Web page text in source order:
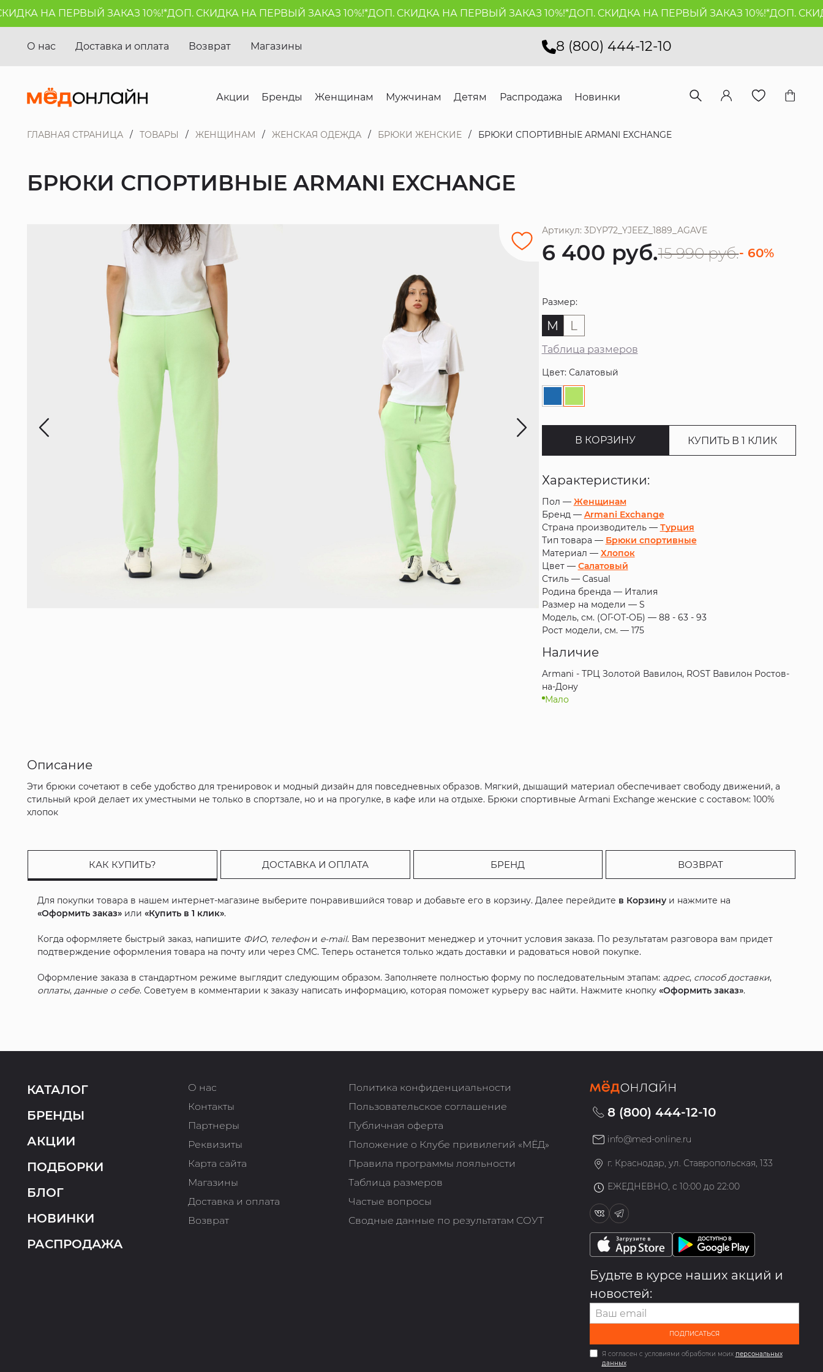
НА ПЕРВЫЙ ЗАКАЗ 10%!*ДОП. СКИДКА НА ПЕРВЫЙ ЗАКАЗ 10%!*ДОП. СКИДКА НА ПЕРВЫЙ ЗАКАЗ 10%!*ДОП. СКИДКА НА ПЕРВЫЙ ЗАКАЗ 10%!*ДОП.
8 (800) 444-12-10
О нас Доставка и оплата Возврат Магазины
Акции Бренды Женщинам Мужчинам Детям Распродажа Новинки
ГЛАВНАЯ СТРАНИЦА ТОВАРЫ ЖЕНЩИНАМ ЖЕНСКАЯ ОДЕЖДА БРЮКИ ЖЕНСКИЕ БРЮКИ СПОРТИВНЫЕ ARMANI EXCHANGE
БРЮКИ СПОРТИВНЫЕ ARMANI EXCHANGE
Артикул: 3DYP72_YJEEZ_1889_AGAVE
6 400 руб.15 990 руб.- 60%
Размер:
M L
Таблица размеров
Цвет: Салатовый
В КОРЗИНУ КУПИТЬ В 1 КЛИК
Характеристики:
Пол — Женщинам
Бренд — Armani Exchange
Страна производитель — Турция
Тип товара — Брюки спортивные
Материал — Хлопок
Цвет — Салатовый
Стиль — Casual
Родина бренда — Италия
Размер на модели — S
Модель, см. (ОГ-ОТ-ОБ) — 88 - 63 - 93
Рост модели, см. — 175
Наличие
Armani - ТРЦ Золотой Вавилон, ROST Вавилон Ростов-
на-Дону
Мало
Описание
Эти брюки сочетают в себе удобство для тренировок и модный дизайн для повседневных образов. Мягкий, дышащий материал обеспечивает свободу движений, а
стильный крой делает их уместными не только в спортзале, но и на прогулке, в кафе или на отдыхе. Брюки спортивные Armani Exchange женские с составом: 100%
хлопок
КАК КУПИТЬ? ДОСТАВКА И ОПЛАТА БРЕНД ВОЗВРАТ
Для покупки товара в нашем интернет-магазине выберите понравившийся товар и добавьте его в корзину. Далее перейдите в Корзину и нажмите на
«Оформить заказ» или«Купить в 1 клик».
Когда оформляете быстрый заказ, напишите ФИО, телефони e-mail. Вам перезвонит менеджер и уточнит условия заказа. По результатам разговора вам придет
подтверждение оформления товара на почту или через СМС. Теперь останется только ждать доставки и радоваться новой покупке.
Оформление заказа в стандартном режиме выглядит следующим образом. Заполняете полностью форму по последовательным этапам: адрес, способ доставки,
оплаты,данные о себе. Советуем в комментарии к заказу написать информацию, которая поможет курьеру вас найти. Нажмите кнопку«Оформить заказ».
КАТАЛОГ
БРЕНДЫ
АКЦИИ
ПОДБОРКИ
БЛОГ
НОВИНКИ
РАСПРОДАЖА
О нас
Контакты
Партнеры
Реквизиты
Карта сайта
Магазины
Доставка и оплата
Возврат
Политика конфиденциальности
Пользовательское соглашение
Публичная оферта
Положение о Клубе привилегий «МЁД»
Правила программы лояльности
Таблица размеров
Частые вопросы
Сводные данные по результатам СОУТ
8 (800) 444-12-10
info@med-online.ru
г. Краснодар, ул. Ставропольская, 133
ЕЖЕДНЕВНО, с 10:00 до 22:00
Будьте в курсе наших акций и
новостей:
ПОДПИСАТЬСЯ
Я согласен с условиями обработки моих персональных
данных